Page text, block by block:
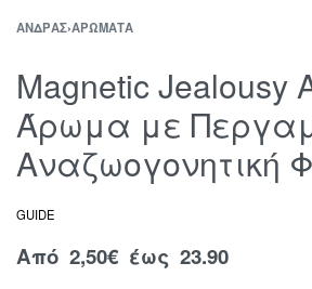
ΆΝΔΡΑΣ›ΑΡΏΜΑΤΑ
Magnetic Jealousy
Άρωμα με
Αναζωογονητική
GUIDE
Από 2,50€ έως 23.90